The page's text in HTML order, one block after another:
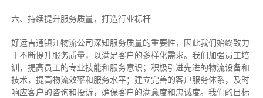
六、持续提升服务质量，打造行业标杆
好运吉通镇江物流公司深知服务质量的重要性，因此我们始终致力
于不断提升服务质量，以满足客户的多样化需求。我们加强员工培
训，提高员工的专业技能和服务意识；积极引进先进的物流设备和
技术，提高物流效率和服务水平；建立完善的客户服务体系，及时
响应客户的咨询和投诉，确保客户的满意度和忠诚度。我们的目标